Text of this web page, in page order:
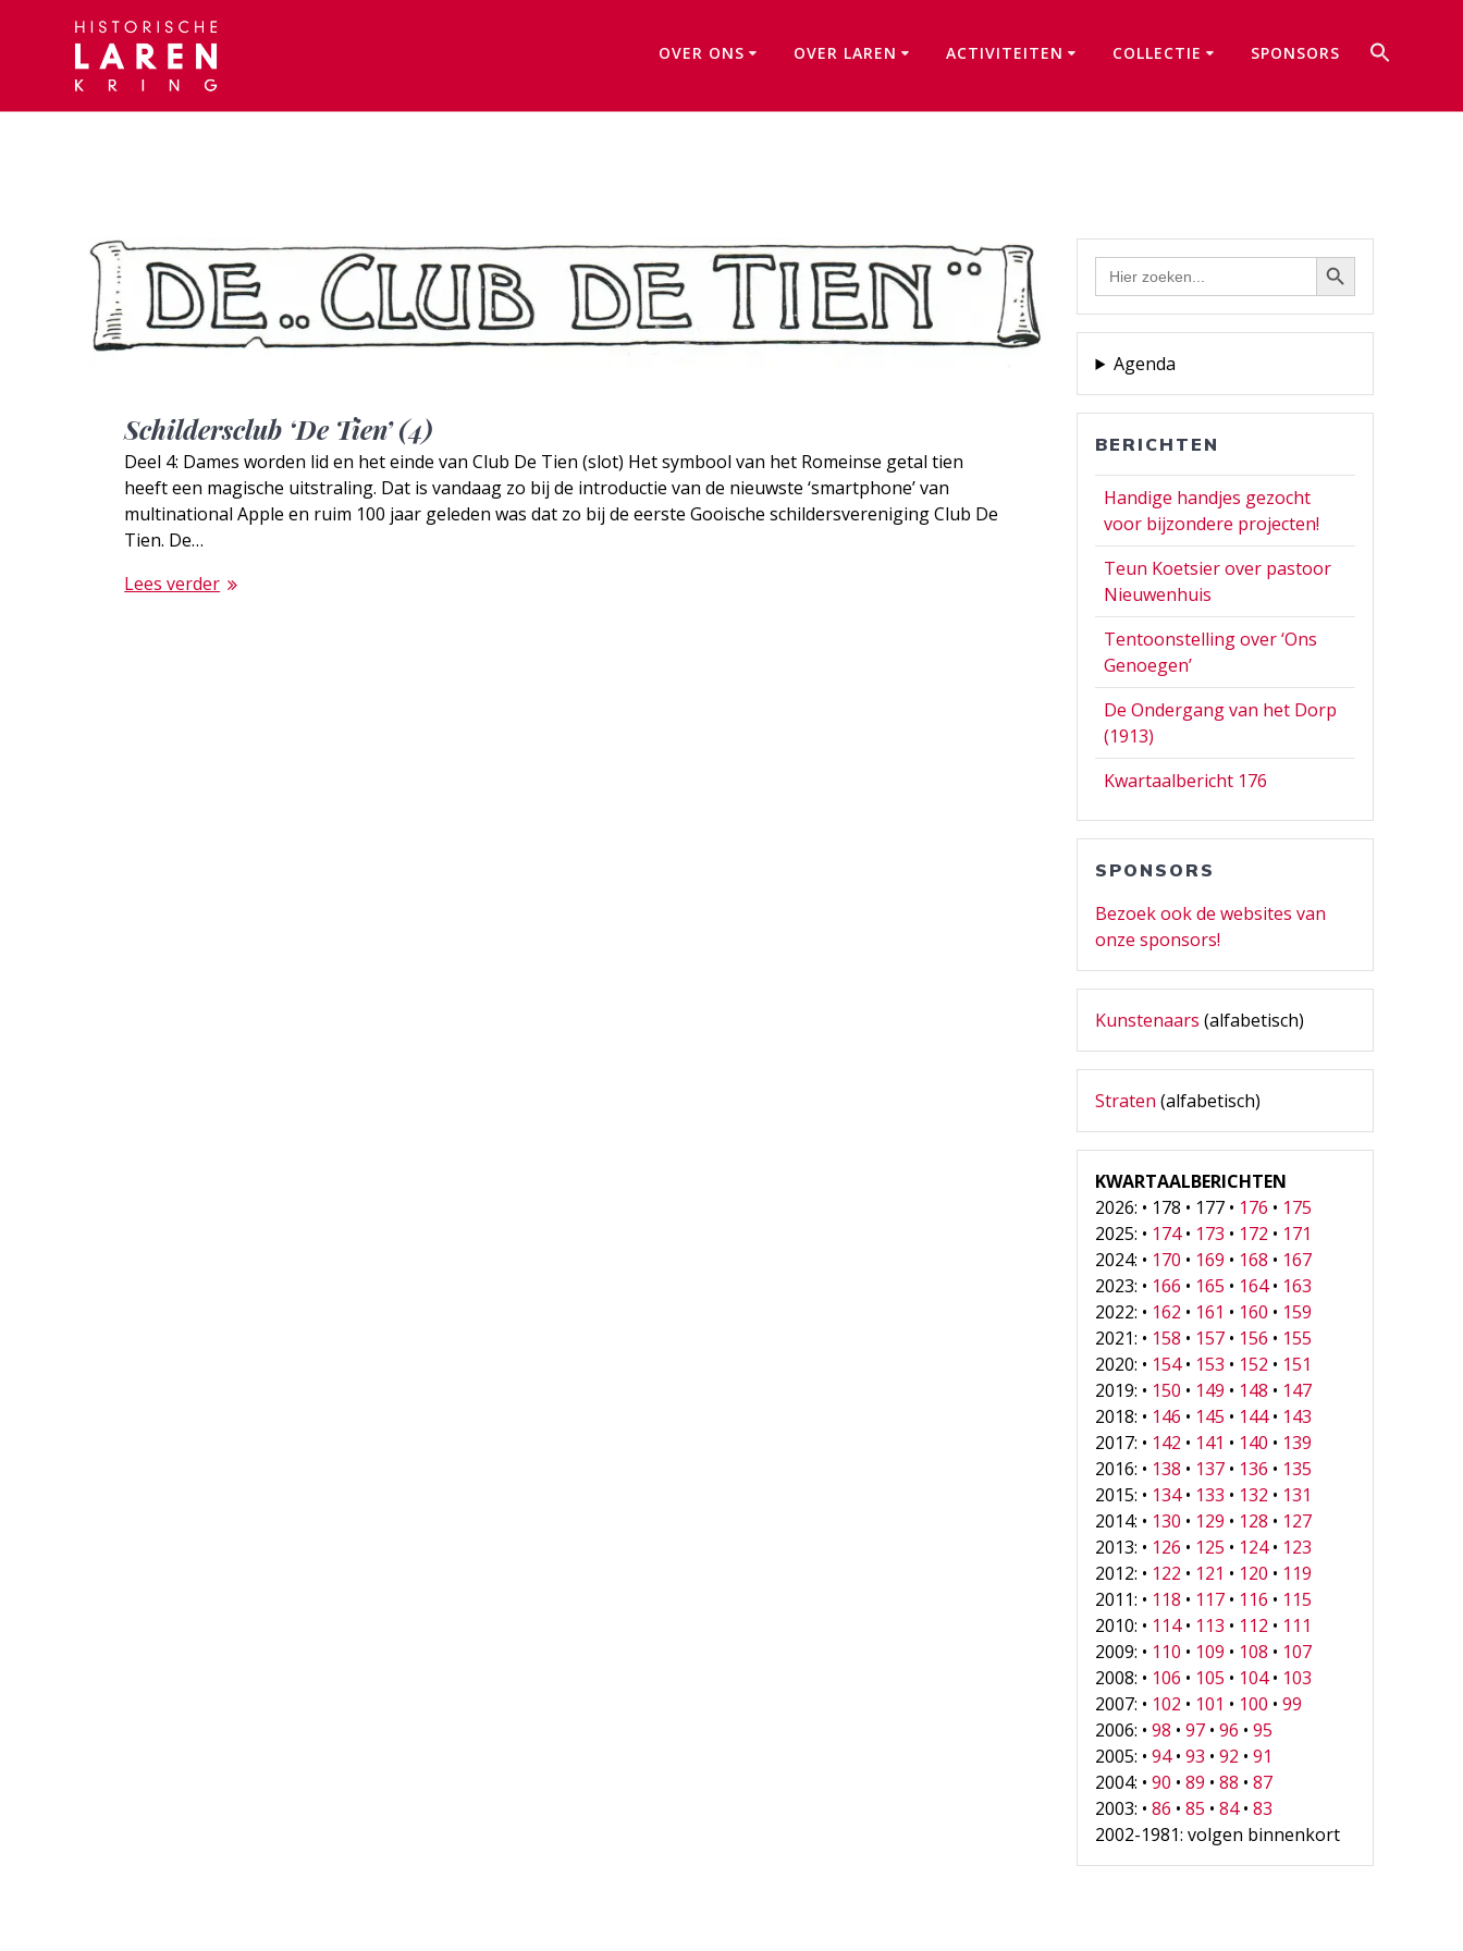
OVER ONS OVER LAREN ACTIVITEITEN COLLECTIE SPONSORS
Schildersclub ‘De Tien’ (4)
Deel 4: Dames worden lid en het einde van Club De Tien (slot) Het symbool van het Romeinse getal tien
heeft een magische uitstraling. Dat is vandaag zo bij de introductie van de nieuwste ‘smartphone’ van
multinational Apple en ruim 100 jaar geleden was dat zo bij de eerste Gooische schildersvereniging Club De
Tien. De…
Lees verder
Zoek
naar:
Zoekknop
Agenda
BERICHTEN
Handige handjes gezocht
voor bijzondere projecten!
Teun Koetsier over pastoor
Nieuwenhuis
Tentoonstelling over ‘Ons
Genoegen’
De Ondergang van het Dorp
(1913)
Kwartaalbericht 176
SPONSORS
Bezoek ook de websites van
onze sponsors!
Kunstenaars (alfabetisch)
Straten (alfabetisch)
KWARTAALBERICHTEN
2026: • 178 • 177 • 176 • 175
2025: • 174• 173 • 172 • 171
2024: • 170 • 169 • 168 • 167
2023: • 166 • 165 • 164• 163
2022: • 162 • 161 • 160 • 159
2021: • 158 • 157 • 156 • 155
2020: • 154• 153 • 152 • 151
2019: • 150 • 149 • 148 • 147
2018: • 146 • 145 • 144• 143
2017: • 142 • 141 • 140 • 139
2016: • 138 • 137 • 136 • 135
2015: • 134• 133 • 132 • 131
2014: • 130 • 129 • 128 • 127
2013: • 126 • 125 • 124• 123
2012: • 122 • 121 • 120 • 119
2011: • 118 • 117 • 116 • 115
2010: • 114• 113 • 112 • 111
2009: • 110 • 109 • 108 • 107
2008: • 106 • 105 • 104• 103
2007: • 102 • 101 • 100 •99
2006: •98 •97 •96 •95
2005: •94•93 •92 •91
2004: •90 •89 •88 •87
2003: •86 •85 •84•83
2002-1981: volgen binnenkort